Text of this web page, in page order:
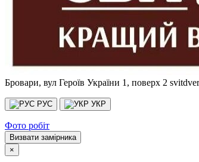
Бровари, вул Героїв України 1, поверх 2
РУС УКР
Фото робіт
Визвати замірника
×